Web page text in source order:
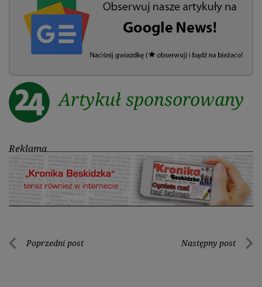
Artykuł sponsorowany
Reklama
Nawigacja
Poprzedni post Następny post